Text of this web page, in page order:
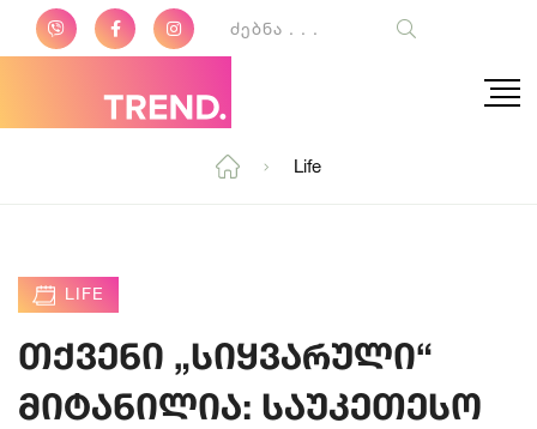
Life
LIFE
თქვენი „სიყვარული“
მიტანილია: საუკეთესო